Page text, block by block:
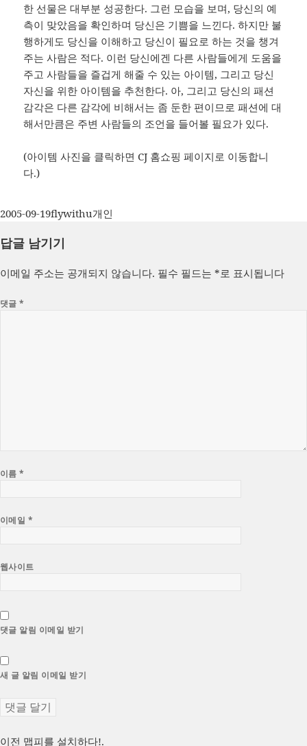
한 선물은 대부분 성공한다. 그런 모습을 보며, 당신의 예
측이 맞았음을 확인하며 당신은 기쁨을 느낀다. 하지만 불
행하게도 당신을 이해하고 당신이 필요로 하는 것을 챙겨
주는 사람은 적다. 이런 당신에겐 다른 사람들에게 도움을
주고 사람들을 즐겁게 해줄 수 있는 아이템, 그리고 당신
자신을 위한 아이템을 추천한다. 아, 그리고 당신의 패션
감각은 다른 감각에 비해서는 좀 둔한 편이므로 패션에 대
해서만큼은 주변 사람들의 조언을 들어볼 필요가 있다.
(아이템 사진을 클릭하면 CJ 홈쇼핑 페이지로 이동합니
다.)
작
일
2005-09-19글
이
flywithu카
개인
답글 남기기
이메일 주소는 공개되지 않습니다. 필수 필드는 *로 표시됩니다
댓글*
이름*
이메일 *
웹사이트
댓글 알림 이메일 받기
새 글 알림 이메일 받기
이전 이
맵피를 설치하다!.